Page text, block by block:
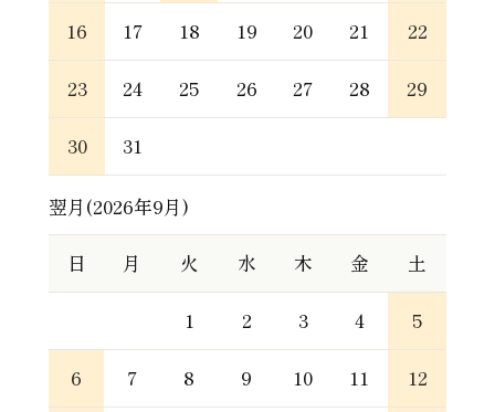
16 17 18 19 20 21 22
23 24 25 26 27 28 29
30 31
翌月(2026年9月)
日 月 火 水 木 金 土
1 2 3 4 5
6 7 8 9 10 11 12